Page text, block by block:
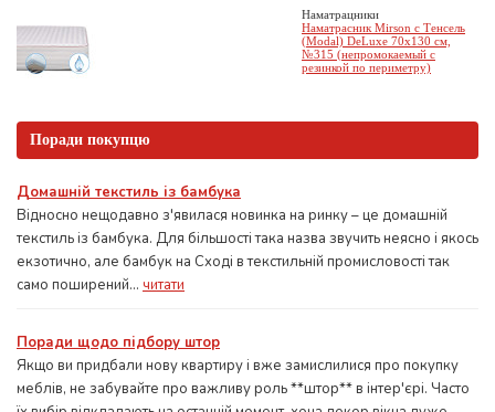
Наматрацники
Наматрасник Mirson с Тенсель
(Modal) DeLuxe 70x130 см,
№315 (непромокаемый с
резинкой по периметру)
Поради покупцю
Домашній текстиль із бамбука
Відносно нещодавно з'явилася новинка на ринку – це домашній
текстиль із бамбука. Для більшості така назва звучить неясно і якось
екзотично, але бамбук на Сході в текстильній промисловості так
само поширений... читати
Поради щодо підбору штор
Якщо ви придбали нову квартиру і вже замислилися про покупку
меблів, не забувайте про важливу роль **штор** в інтер'єрі. Часто